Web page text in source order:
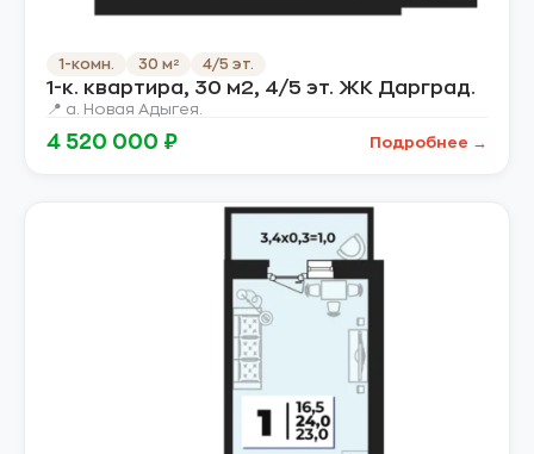
1-комн. 30 м² 4/5 эт.
1-к. квартира, 30 м2, 4/5 эт. ЖК Дарград.
📍 а. Новая Адыгея.
4 520 000 ₽ Подробнее →